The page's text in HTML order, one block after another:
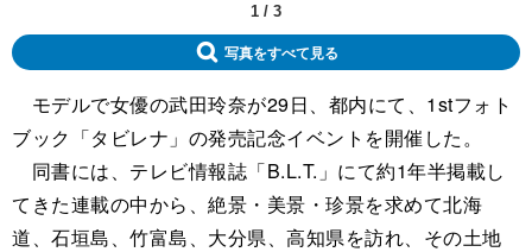
1 / 3
写真をすべて見る
モデルで女優の武田玲奈が29日、都内にて、1stフォト
ブック「タビレナ」の発売記念イベントを開催した。
同書には、テレビ情報誌「B.L.T.」にて約1年半掲載し
てきた連載の中から、絶景・美景・珍景を求めて北海
道、石垣島、竹富島、大分県、高知県を訪れ、その土地